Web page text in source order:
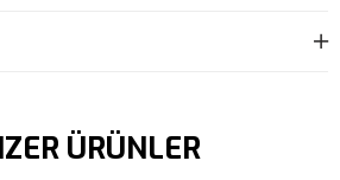
ÜRÜNLER